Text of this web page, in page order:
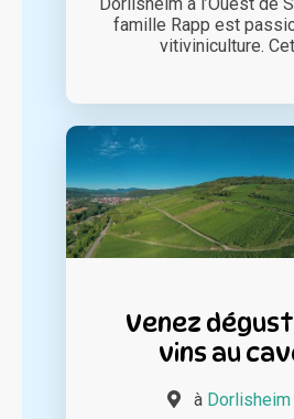
famille Rapp est
vitiviniculture.
Venez
vins au
à